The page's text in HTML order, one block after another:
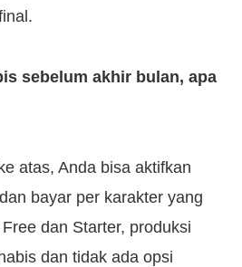
sebelum akhir bulan, apa
atas, Anda bisa aktifkan
bayar per karakter yang
dan Starter, produksi
dan tidak ada opsi